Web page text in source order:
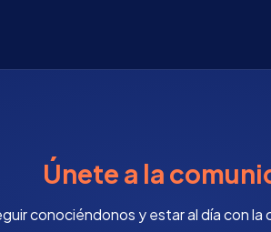
Únete a la
conociéndonos y estar al día con